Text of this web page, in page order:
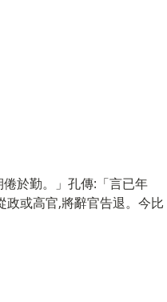
於勤。」孔傳:「言已年
或高官,將辭官告退。今比